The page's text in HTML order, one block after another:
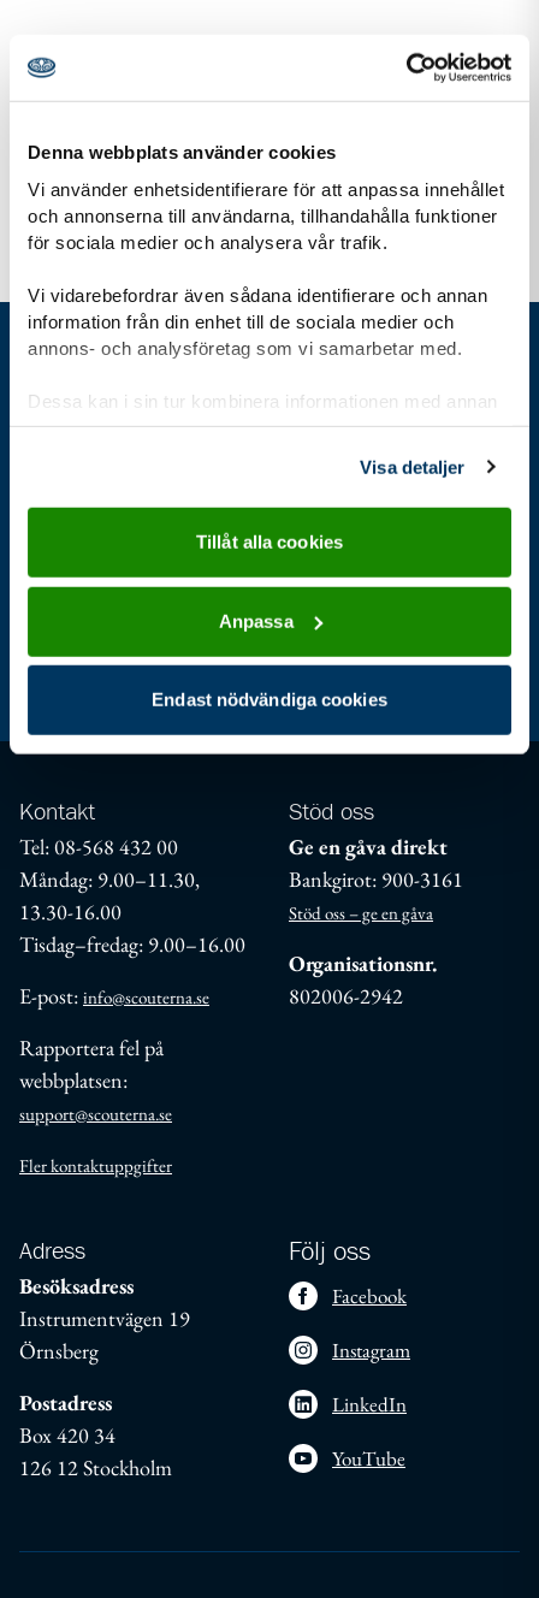
Denna webbplats använder cookies
Vi använder enhetsidentifierare för att anpassa innehållet
och annonserna till användarna, tillhandahålla funktioner
för sociala medier och analysera vår trafik.
Vi vidarebefordrar även sådana identifierare och annan
information från din enhet till de sociala medier och
annons- och analysföretag som vi samarbetar med.
Dessa kan i sin tur kombinera informationen med annan
information som du har tillhandahållit eller som de har
Visa detaljer
Tillåt alla cookies
Anpassa
Endast nödvändiga cookies
För dig som är
Äventyrare 12-15 år
Aktuellt För ledare Jag är scout
Kontakt
Tel: 08-568 432 00
Måndag: 9.00–11.30,
13.30-16.00
Tisdag–fredag: 9.00–16.00
E-post: info@scouterna.se
Rapportera fel på
webbplatsen:
support@scouterna.se
Fler kontaktuppgifter
Stöd oss
Ge en gåva direkt
Bankgirot: 900-3161
Stöd oss – ge en gåva
Organisationsnr.
802006-2942
Adress
Besöksadress
Instrumentvägen 19
Örnsberg
Postadress
Box 420 34
126 12 Stockholm
Följ oss
Facebook
Instagram
LinkedIn
YouTube